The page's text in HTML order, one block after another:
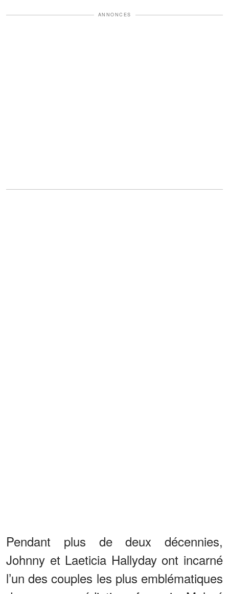
ANNONCES
Pendant plus de deux décennies,
Johnny et Laeticia Hallyday ont incarné
l’un des couples les plus emblématiques